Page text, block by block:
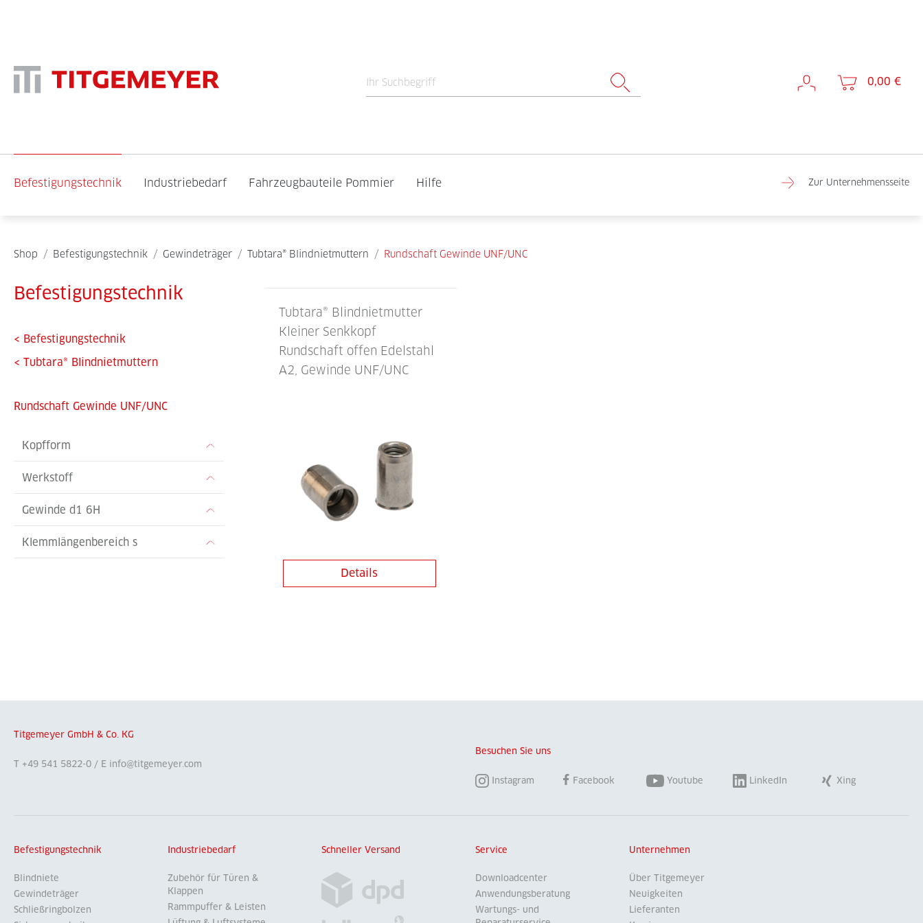
0,00 €
Befestigungstechnik Industriebedarf Fahrzeugbauteile Pommier Hilfe Zur Unternehmensseite
Shop / Befestigungstechnik / Gewindeträger / Tubtara® Blindnietmuttern / Rundschaft Gewinde UNF/UNC
Befestigungstechnik
< Befestigungstechnik
< Tubtara® Blindnietmuttern
Rundschaft Gewinde UNF/UNC
Kopfform
Werkstoff
Gewinde d1 6H
Klemmlängenbereich s
Tubtara® Blindnietmutter
Kleiner Senkkopf
Rundschaft offen Edelstahl
A2, Gewinde UNF/UNC
Details
Titgemeyer GmbH & Co. KG
T +49 541 5822-0 / E info@titgemeyer.com
Besuchen Sie uns
Instagram Facebook Youtube LinkedIn Xing
Befestigungstechnik
Blindniete
Gewindeträger
Schließringbolzen
Industriebedarf
Zubehör für Türen &
Klappen
Rammpuffer & Leisten
Schneller Versand Service
Downloadcenter
Anwendungsberatung
Wartungs- und
Unternehmen
Über Titgemeyer
Neuigkeiten
Lieferanten